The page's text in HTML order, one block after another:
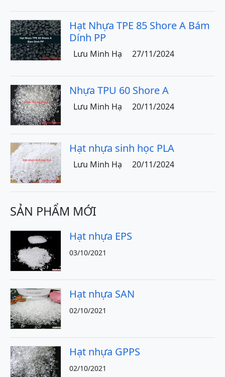
Hạt Nhựa TPE 85 Shore A Bám
Dính PP
Lưu Minh Hạ 27/11/2024
Nhựa TPU 60 Shore A
Lưu Minh Hạ 20/11/2024
Hạt nhựa sinh học PLA
Lưu Minh Hạ 20/11/2024
SẢN PHẨM MỚI
Hạt nhựa EPS
03/10/2021
Hạt nhựa SAN
02/10/2021
Hạt nhựa GPPS
02/10/2021